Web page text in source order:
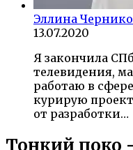
Эллина
13.07.2020
Я закончила
телевидения,
работаю в
курирую
от разработки…
Тонкий поко